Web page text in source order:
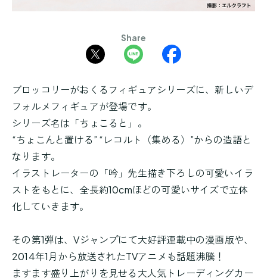
Share
ブロッコリーがおくるフィギュアシリーズに、新しいデ
フォルメフィギュアが登場です。
シリーズ名は「ちょこると」。
“ちょこんと置ける” “レコルト（集める）”からの造語と
なります。
イラストレーターの「吟」先生描き下ろしの可愛いイラ
ストをもとに、全長約10cmほどの可愛いサイズで立体
化していきます。
その第1弾は、Vジャンプにて大好評連載中の漫画版や、
2014年1月から放送されたTVアニメも話題沸騰！
ますます盛り上がりを見せる大人気トレーディングカー